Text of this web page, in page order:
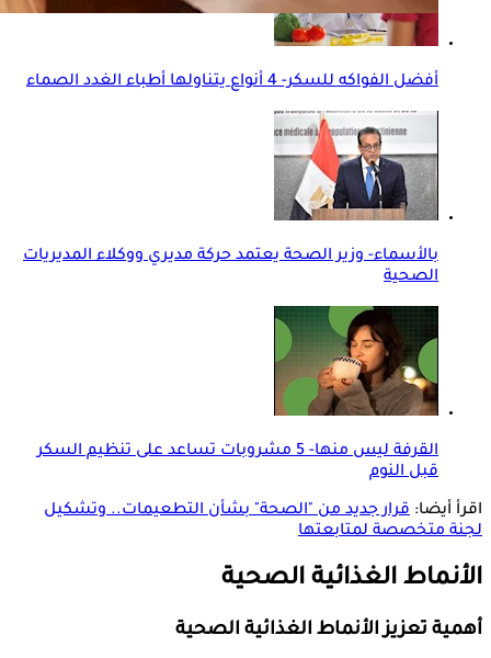
أفضل الفواكه للسكر- 4 أنواع يتناولها أطباء الغدد الصماء
بالأسماء- وزير الصحة يعتمد حركة مديري ووكلاء المديريات
الصحية
القرفة ليس منها- 5 مشروبات تساعد على تنظيم السكر
قبل النوم
اقرأ أيضا: قرار جديد من "الصحة" بشأن التطعيمات.. وتشكيل
لجنة متخصصة لمتابعتها
الأنماط الغذائية الصحية
أهمية تعزيز الأنماط الغذائية الصحية